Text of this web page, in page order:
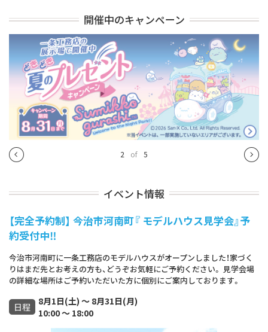
開催中のキャンペーン
2 of 5
イベント情報
【完全予約制】 今治市河南町『 モデルハウス見学会』予
約受付中‼
今治市河南町に一条工務店のモデルハウスがオープンしました！家づく
りはまだ先とお考えの方も、どうぞお気軽にご予約ください。 見学会場
の詳細な場所はご予約いただいた方に個別にご案内しております。
日程
8月1日(土) ～ 8月31日(月)
10:00 ～ 18:00